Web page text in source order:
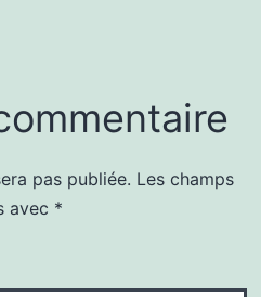
pas publiée. Les champs
avec *